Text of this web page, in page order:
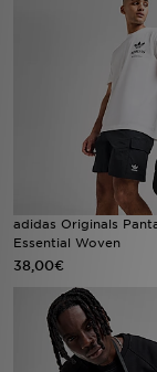
adidas Originals
Essential Woven
38,00€
Deportes &
JD Fútbol
TARJETA